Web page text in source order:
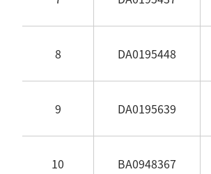
8 DA0195448
9 DA0195639
10 BA0948367